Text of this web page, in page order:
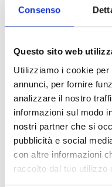
Consenso
Questo sito web
Utilizziamo i cookie
annunci, per fornire
analizzare il nostro
informazioni sul modo
nostri partner che si
pubblicità e social
con altre informazioni
raccolto dal tuo utilizzo
Le